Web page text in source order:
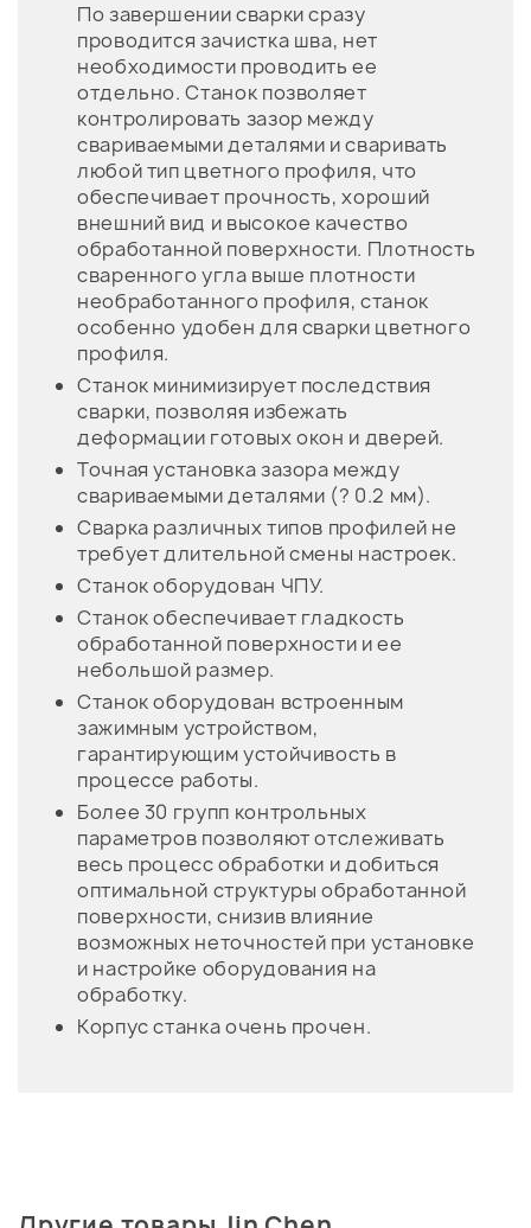
По завершении сварки сразу
проводится зачистка шва, нет
необходимости проводить ее
отдельно. Станок позволяет
контролировать зазор между
свариваемыми деталями и сваривать
любой тип цветного профиля, что
обеспечивает прочность, хороший
внешний вид и высокое качество
обработанной поверхности. Плотность
сваренного угла выше плотности
необработанного профиля, станок
особенно удобен для сварки цветного
профиля.
Станок минимизирует последствия
сварки, позволяя избежать
деформации готовых окон и дверей.
Точная установка зазора между
свариваемыми деталями (? 0.2 мм).
Сварка различных типов профилей не
требует длительной смены настроек.
Станок оборудован ЧПУ.
Станок обеспечивает гладкость
обработанной поверхности и ее
небольшой размер.
Станок оборудован встроенным
зажимным устройством,
гарантирующим устойчивость в
процессе работы.
Более 30 групп контрольных
параметров позволяют отслеживать
весь процесс обработки и добиться
оптимальной структуры обработанной
поверхности, снизив влияние
возможных неточностей при установке
и настройке оборудования на
обработку.
Корпус станка очень прочен.